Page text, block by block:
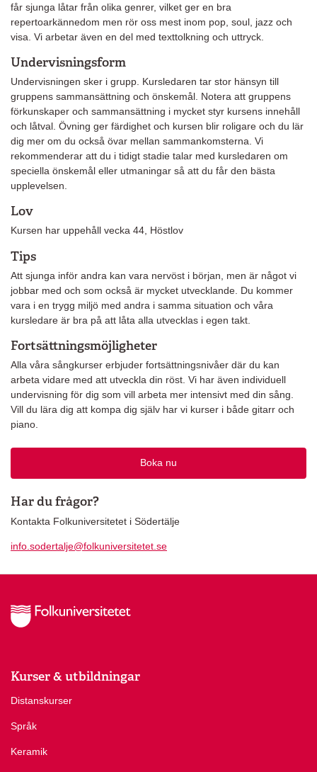
får sjunga låtar från olika genrer, vilket ger en bra
repertoarkännedom men rör oss mest inom pop, soul, jazz och
visa. Vi arbetar även en del med texttolkning och uttryck.
Undervisningsform
Undervisningen sker i grupp. Kursledaren tar stor hänsyn till
gruppens sammansättning och önskemål. Notera att gruppens
förkunskaper och sammansättning i mycket styr kursens innehåll
och låtval. Övning ger färdighet och kursen blir roligare och du lär
dig mer om du också övar mellan sammankomsterna. Vi
rekommenderar att du i tidigt stadie talar med kursledaren om
speciella önskemål eller utmaningar så att du får den bästa
upplevelsen.
Lov
Kursen har uppehåll vecka 44, Höstlov
Tips
Att sjunga inför andra kan vara nervöst i början, men är något vi
jobbar med och som också är mycket utvecklande. Du kommer
vara i en trygg miljö med andra i samma situation och våra
kursledare är bra på att låta alla utvecklas i egen takt.
Fortsättningsmöjligheter
Alla våra sångkurser erbjuder fortsättningsnivåer där du kan
arbeta vidare med att utveckla din röst. Vi har även individuell
undervisning för dig som vill arbeta mer intensivt med din sång.
Vill du lära dig att kompa dig själv har vi kurser i både gitarr och
piano.
Boka nu
Har du frågor?
Kontakta Folkuniversitetet i Södertälje
info.sodertalje@folkuniversitetet.se
Kurser & utbildningar
Distanskurser
Språk
Keramik